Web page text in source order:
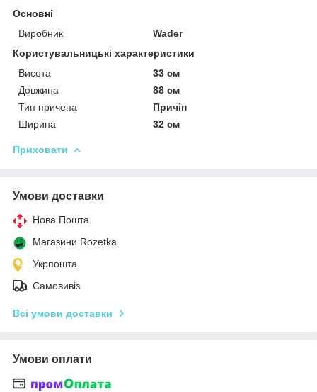
Основні
Виробник
Wader
Користувальницькі характеристики
Висота
33 см
Довжина
88 см
Тип причепа
Причіп
Ширина
32 см
Приховати
Умови доставки
Нова Пошта
Магазини Rozetka
Укрпошта
Самовивіз
Всі умови доставки
Умови оплати